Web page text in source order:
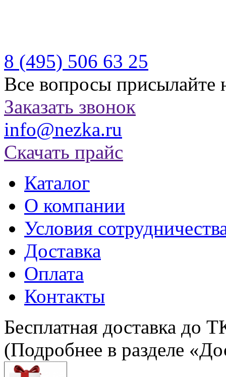
8 (495) 506 63 25
Все вопросы присылайте
Заказать звонок
info@nezka.ru
Скачать прайс
Каталог
О компании
Условия
Доставка
Оплата
Контакты
Бесплатная доставка до
(Подробнее в разделе